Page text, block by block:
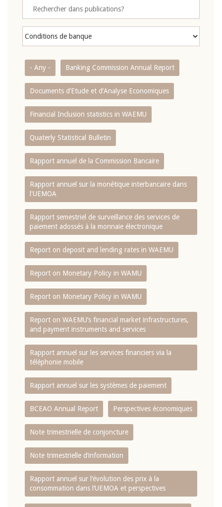
- Any - Banking Commission Annual Report
Documents d’Etude et d’Analyse Economiques
Financial Inclusion statistics in WAEMU
Quaterly Statistical Bulletin
Rapport annuel de la Commission Bancaire
Rapport annuel sur la monétique interbancaire dans
l'UEMOA
Rapport semestriel de surveillance des services de
paiement adossés à la monnaie électronique
Report on deposit and lending rates in WAEMU
Report on Monetary Policy in WAMU
Report on Monetary Policy in WAMU
Report on WAEMU’s financial market infrastructures,
and payment instruments and services
Rapport annuel sur les services financiers via la
téléphonie mobile
Rapport annuel sur les systèmes de paiement
BCEAO Annual Report Perspectives économiques
Note trimestrielle de conjoncture
Note trimestrielle d‘information
Rapport annuel sur l‘évolution des prix à la
consommation dans l‘UEMOA et perspectives